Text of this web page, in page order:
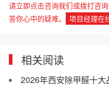
请立即点击咨询我们或拨打咨询
答你心中的疑难。
项目经理在
相关阅读
2026年西安除甲醛十大